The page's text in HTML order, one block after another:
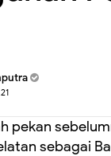
pekan
sebagai